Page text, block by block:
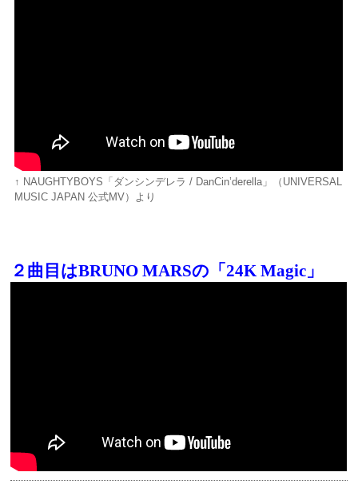
↑ NAUGHTYBOYS「ダンシンデレラ / DanCin’derella」（UNIVERSAL
MUSIC JAPAN 公式MV）より
２曲目はBRUNO MARSの 「24K Magic」